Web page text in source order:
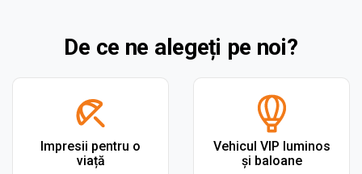
De ce ne alegeți pe noi?
Impresii pentru o
viață
Vehicul VIP luminos
și baloane